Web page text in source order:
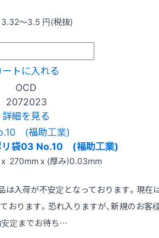
3.32〜3.5 円(税抜)
ートに入れる
OCD
2072023
詳細を見る
リ袋03 No.10 (福助工業)
x 270mm x (厚み)0.03mm
は入荷が不安定となっております。現在
おります。恐れ入りますが、新規のお客
定までお待ち…